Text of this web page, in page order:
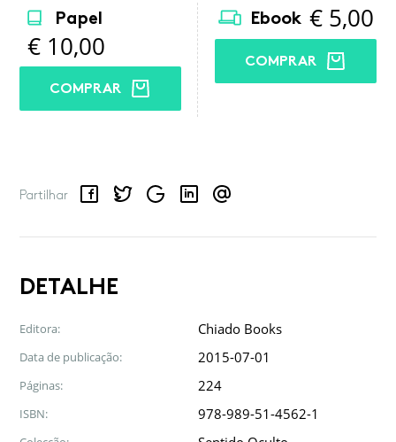
Papel
€ 10,00
COMPRAR
Ebook € 5,00
COMPRAR
Partilhar
FacebookTwitterGoogle LinkedInEmail
DETALHE
Editora: Chiado Books
Data de publicação: 2015-07-01
Páginas: 224
ISBN: 978-989-51-4562-1